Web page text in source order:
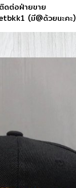
ดต่อฝ่ายขาย
(มี@ด้วยนะคะ)